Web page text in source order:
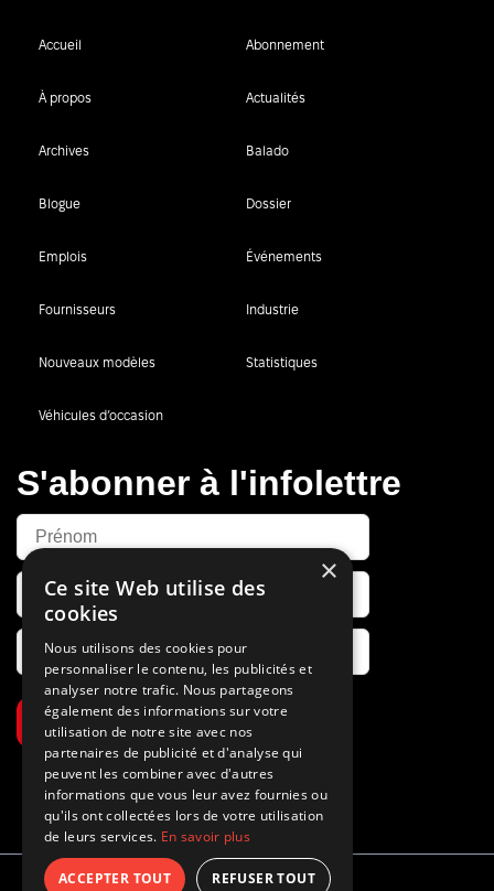
Accueil Abonnement
À propos Actualités
Archives Balado
Blogue Dossier
Emplois Événements
Fournisseurs Industrie
Nouveaux modèles Statistiques
Véhicules d’occasion
S'abonner à l'infolettre
S’abonner
×
Ce site Web utilise des
cookies
Nous utilisons des cookies pour
personnaliser le contenu, les publicités et
analyser notre trafic. Nous partageons
également des informations sur votre
utilisation de notre site avec nos
partenaires de publicité et d'analyse qui
peuvent les combiner avec d'autres
informations que vous leur avez fournies ou
qu'ils ont collectées lors de votre utilisation
de leurs services. En savoir plus
ACCEPTER TOUT REFUSER TOUT